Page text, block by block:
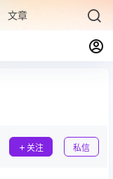
文章专题 最新文章
关注 私信